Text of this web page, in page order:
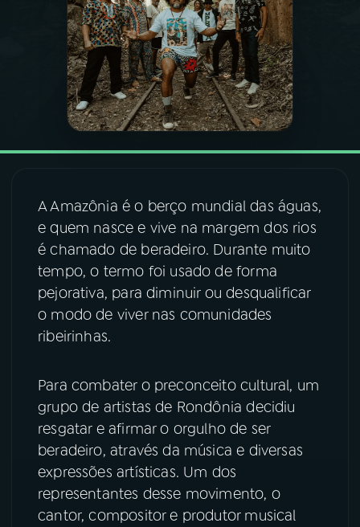
PROGRAMAS
PODCASTS
07 ÚLTIMAS
08FESTIVAL DE MÚSICA
ACOMPANHE A RÁDIO NACIONAL
YouTube
Instagram
TikTok
A Amazônia é o berço mundial das águas,
e quem nasce e vive na margem dos rios
é chamado de beradeiro. Durante muito
tempo, o termo foi usado de forma
pejorativa, para diminuir ou desqualificar
o modo de viver nas comunidades
ribeirinhas.
Para combater o preconceito cultural, um
grupo de artistas de Rondônia decidiu
resgatar e afirmar o orgulho de ser
beradeiro, através da música e diversas
expressões artísticas. Um dos
representantes desse movimento, o
cantor, compositor e produtor musical